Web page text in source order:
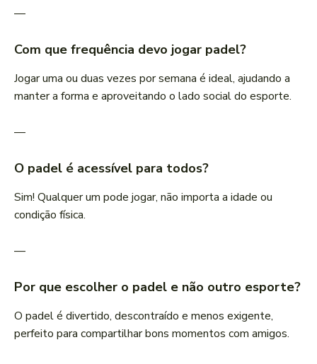
—
Com que frequência devo jogar padel?
Jogar uma ou duas vezes por semana é ideal, ajudando a
manter a forma e aproveitando o lado social do esporte.
—
O padel é acessível para todos?
Sim! Qualquer um pode jogar, não importa a idade ou
condição física.
—
Por que escolher o padel e não outro esporte?
O padel é divertido, descontraído e menos exigente,
perfeito para compartilhar bons momentos com amigos.